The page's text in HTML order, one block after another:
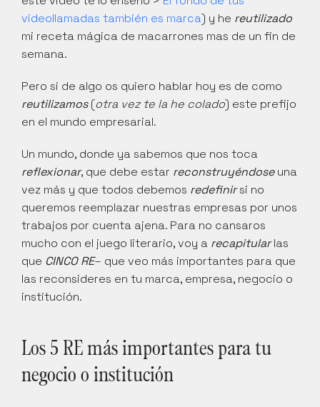
videollamadas también es marca) y he reutilizado
mi receta mágica de macarrones mas de un fin de
semana.
reutilizamos (otra vez te la he colado) este prefijo
en el mundo empresarial.
Un mundo, donde ya sabemos que nos toca
reflexionar, que debe estar reconstruyéndose una
vez más y que todos debemos redefinir si no
queremos reemplazar nuestras empresas por unos
trabajos por cuenta ajena. Para no cansaros
mucho con el juego literario, voy a recapitular las
que CINCO RE– que veo más importantes para que
las reconsideres en tu marca, empresa, negocio o
institución.
Los 5 RE más importantes para tu
negocio o institución